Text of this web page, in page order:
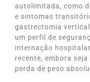
autolimitada, como
e sintomas
gastrectomia
um perfil de
internação
recente, embora
perda de peso